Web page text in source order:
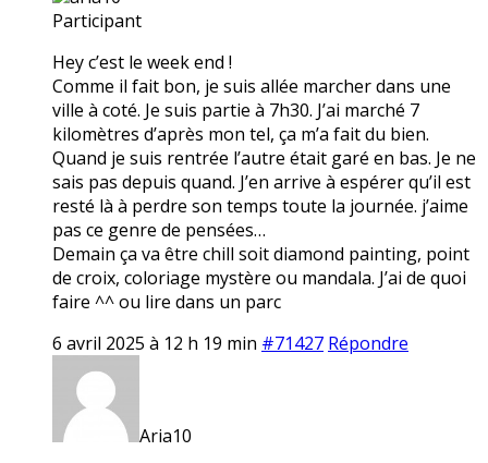
Participant
Hey c’est le week end !
Comme il fait bon, je suis allée marcher dans une
ville à coté. Je suis partie à 7h30. J’ai marché 7
kilomètres d’après mon tel, ça m’a fait du bien.
Quand je suis rentrée l’autre était garé en bas. Je ne
sais pas depuis quand. J’en arrive à espérer qu’il est
resté là à perdre son temps toute la journée. j’aime
pas ce genre de pensées…
Demain ça va être chill soit diamond painting, point
de croix, coloriage mystère ou mandala. J’ai de quoi
faire ^^ ou lire dans un parc
6 avril 2025 à 12 h 19 min #71427 Répondre
Aria10